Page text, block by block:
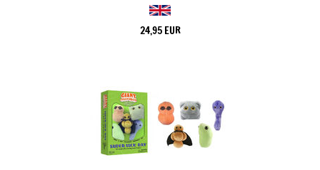
24,95 EUR